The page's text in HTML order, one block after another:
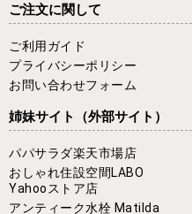
ご注文に関して
ご利用ガイド
プライバシーポリシー
お問い合わせフォーム
姉妹サイト （外部サイト）
パパサラダ楽天市場店
おしゃれ住設空間LABO
Yahooストア店
アンティーク水栓 Matilda